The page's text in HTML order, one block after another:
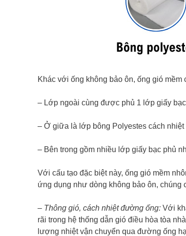
Khác với ống không bảo ôn, ống gió
– Lớp ngoài cùng được phủ 1 lớp giấy
– Ở giữa là lớp bông Polyestes cách nhiệt
– Bên trong gồm nhiều lớp giấy bạc phủ
Với cấu tạo đặc biệt này, ống gió mềm
ứng dụng như dòng không bảo ôn,
– Thông gió, cách nhiệt đường ống: Với
rãi trong hệ thống dẫn gió điều hòa tòa
lượng nhiệt vận chuyển qua đường ống